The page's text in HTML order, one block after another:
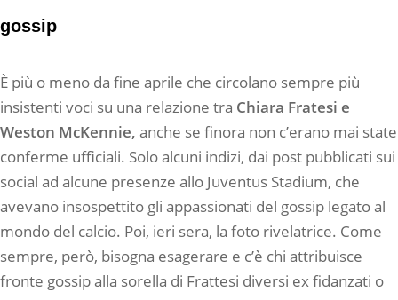
gossip
È più o meno da fine aprile che circolano sempre più
insistenti voci su una relazione tra Chiara Fratesi e
Weston McKennie, anche se finora non c’erano mai state
conferme ufficiali. Solo alcuni indizi, dai post pubblicati sui
social ad alcune presenze allo Juventus Stadium, che
avevano insospettito gli appassionati del gossip legato al
mondo del calcio. Poi, ieri sera, la foto rivelatrice. Come
sempre, però, bisogna esagerare e c’è chi attribuisce
fronte gossip alla sorella di Frattesi diversi ex fidanzati o